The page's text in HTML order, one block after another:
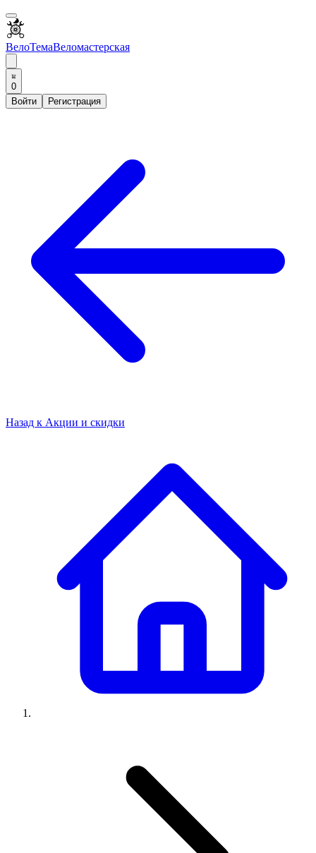
ВелоТемаВеломастерская
0
Войти
Регистрация
Назад к Акции и скидки